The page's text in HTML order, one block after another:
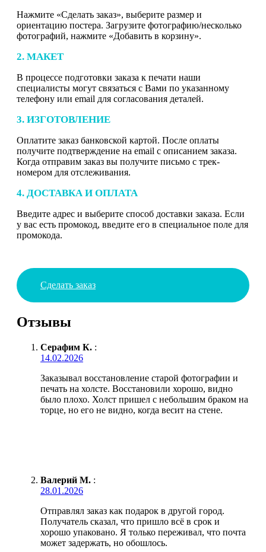
Нажмите «Сделать заказ», выберите размер и
ориентацию постера. Загрузите фотографию/несколько
фотографий, нажмите «Добавить в корзину».
2. МАКЕТ
В процессе подготовки заказа к печати наши
специалисты могут связаться с Вами по указанному
телефону или email для согласования деталей.
3. ИЗГОТОВЛЕНИЕ
Оплатите заказ банковской картой. После оплаты
получите подтверждение на email с описанием заказа.
Когда отправим заказ вы получите письмо с трек-
номером для отслеживания.
4. ДОСТАВКА И ОПЛАТА
Введите адрес и выберите способ доставки заказа. Если
у вас есть промокод, введите его в специальное поле для
промокода.
Сделать заказ
Отзывы
Серафим К. :
14.02.2026
Заказывал восстановление старой фотографии и
печать на холсте. Восстановили хорошо, видно
было плохо. Холст пришел с небольшим браком на
торце, но его не видно, когда весит на стене.
Валерий М. :
28.01.2026
Отправлял заказ как подарок в другой город.
Получатель сказал, что пришло всё в срок и
хорошо упаковано. Я только переживал, что почта
может задержать, но обошлось.